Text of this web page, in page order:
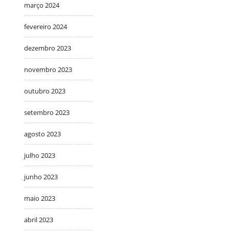
março 2024
fevereiro 2024
dezembro 2023
novembro 2023
outubro 2023
setembro 2023
agosto 2023
julho 2023
junho 2023
maio 2023
abril 2023